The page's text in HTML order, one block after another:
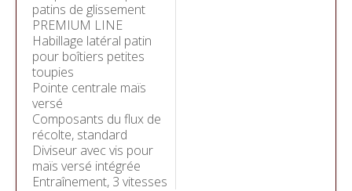
patins de glissement
PREMIUM LINE
Habillage latéral patin
pour boîtiers petites
toupies
Pointe centrale maïs
versé
Composants du flux de
récolte, standard
Diviseur avec vis pour
maïs versé intégrée
Entraînement, 3 vitesses